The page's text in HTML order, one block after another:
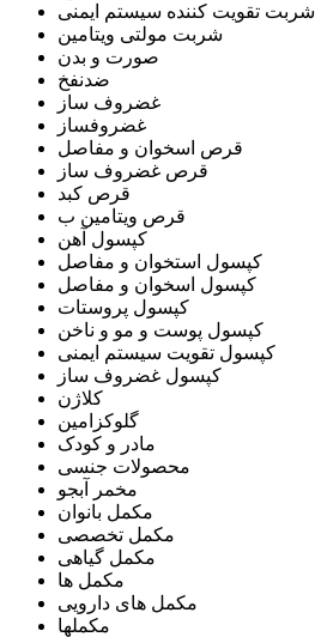
شربت تقویت کننده سیستم ایمنی
شربت مولتی ویتامین
صورت و بدن
ضدنفخ
غضروف ساز
غضروفساز
قرص اسخوان و مفاصل
قرص غضروف ساز
قرص کبد
قرص ویتامین ب
کپسول آهن
کپسول استخوان و مفاصل
کپسول اسخوان و مفاصل
کپسول پروستات
کپسول پوست و مو و ناخن
کپسول تقویت سیستم ایمنی
کپسول غضروف ساز
کلاژن
گلوکزامین
مادر و کودک
محصولات جنسی
مخمر آبجو
مکمل بانوان
مکمل تخصصی
مکمل گیاهی
مکمل ها
مکمل های دارویی
مکملها